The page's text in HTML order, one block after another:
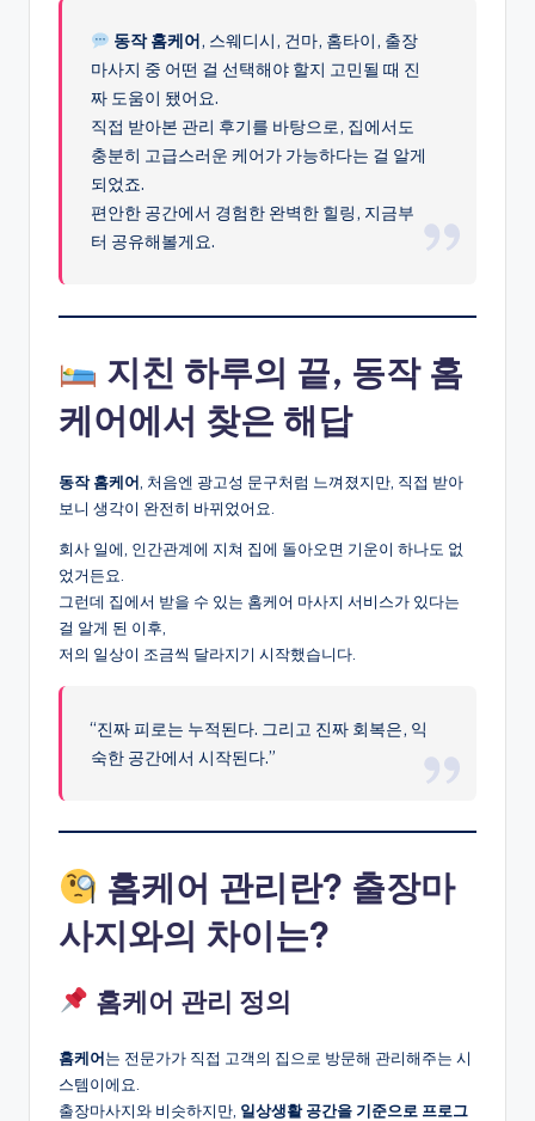
동작 홈케어 , 스웨디시, 건마, 홈타이, 출장
마사지 중 어떤 걸 선택해야 할지 고민될 때 진
짜 도움이 됐어요.
직접 받아본 관리 후기를 바탕으로, 집에서도
충분히 고급스러운 케어가 가능하다는 걸 알게
되었죠.
편안한 공간에서 경험한 완벽한 힐링, 지금부
터 공유해볼게요.
지친 하루의 끝, 동작 홈
케어에서 찾은 해답
동작 홈케어 , 처음엔 광고성 문구처럼 느껴졌지만, 직접 받아
보니 생각이 완전히 바뀌었어요.
회사 일에, 인간관계에 지쳐 집에 돌아오면 기운이 하나도 없
었거든요.
그런데 집에서 받을 수 있는 홈케어 마사지 서비스가 있다는
걸 알게 된 이후,
저의 일상이 조금씩 달라지기 시작했습니다.
“진짜 피로는 누적된다. 그리고 진짜 회복은, 익
숙한 공간에서 시작된다.”
홈케어 관리란? 출장마
사지와의 차이는?
홈케어 관리 정의
홈케어는 전문가가 직접 고객의 집으로 방문해 관리해주는 시
스템이에요.
출장마사지와 비슷하지만, 일상생활 공간을 기준으로 프로그